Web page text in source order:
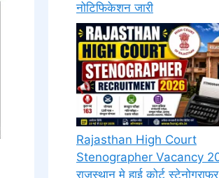
नोटिफिकेशन जारी
Rajasthan High Court
Stenographer Vacancy
राजस्थान मे हाई कोर्ट